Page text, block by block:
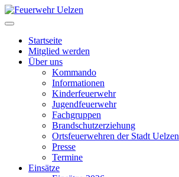
Startseite
Mitglied werden
Über uns
Kommando
Informationen
Kinderfeuerwehr
Jugendfeuerwehr
Fachgruppen
Brandschutzerziehung
Ortsfeuerwehren der Stadt Uelzen
Presse
Termine
Einsätze